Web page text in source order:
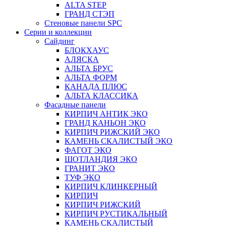
ALTA STEP
ГРАНД СТЭП
Стеновые панели SPC
Серии и коллекции
Сайдинг
БЛОКХАУС
АЛЯСКА
АЛЬТА БРУС
АЛЬТА ФОРМ
КАНАДА ПЛЮС
АЛЬТА КЛАССИКА
Фасадные панели
КИРПИЧ АНТИК ЭКО
ГРАНД КАНЬОН ЭКО
КИРПИЧ РИЖСКИЙ ЭКО
КАМЕНЬ СКАЛИСТЫЙ ЭКО
ФАГОТ ЭКО
ШОТЛАНДИЯ ЭКО
ГРАНИТ ЭКО
ТУФ ЭКО
КИРПИЧ КЛИНКЕРНЫЙ
КИРПИЧ
КИРПИЧ РИЖСКИЙ
КИРПИЧ РУСТИКАЛЬНЫЙ
КАМЕНЬ СКАЛИСТЫЙ